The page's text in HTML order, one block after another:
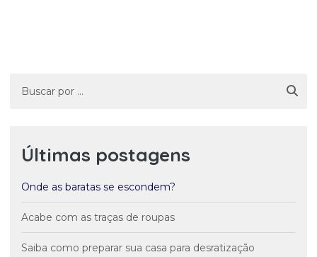
Últimas postagens
Onde as baratas se escondem?
Acabe com as traças de roupas
Saiba como preparar sua casa para desratização